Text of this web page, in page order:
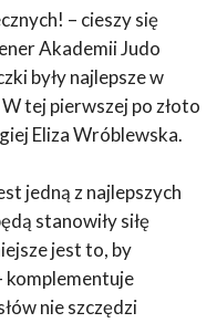
– cieszy się
Akademii Judo
były najlepsze w
tej pierwszej po złoto
Eliza Wróblewska.
jedną z najlepszych
stanowiły siłę
jest to, by
komplementuje
nie szczędzi